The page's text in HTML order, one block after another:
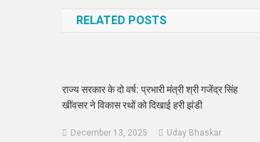
RELATED POSTS
राज्य सरकार के दो वर्ष: प्रभारी मंत्री श्री गजेंद्र सिंह
खींवसर ने विकास रथों को दिखाई हरी झंडी
December 13, 2025 Uday Bhaskar